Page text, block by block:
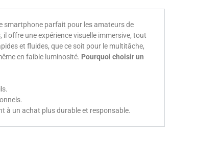
smartphone parfait pour les amateurs de
offre une expérience visuelle immersive, tout
et fluides, que ce soit pour le multitâche,
en faible luminosité. Pourquoi choisir un
à un achat plus durable et responsable.